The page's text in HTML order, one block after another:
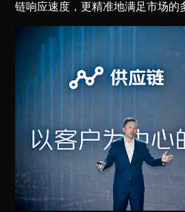
链响应速度，更精准地满足市场的